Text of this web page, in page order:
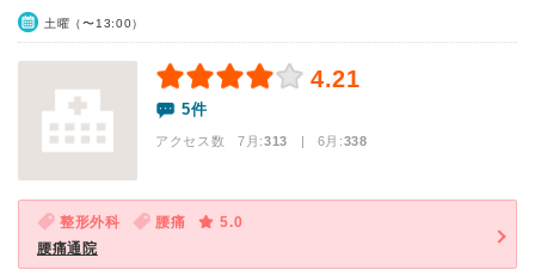
土曜（〜13:00）
4.21
5件
アクセス数 7月:313 | 6月:338
整形外科 腰痛
5.0
腰痛通院